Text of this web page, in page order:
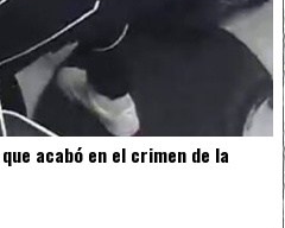
acabó en el crimen de la